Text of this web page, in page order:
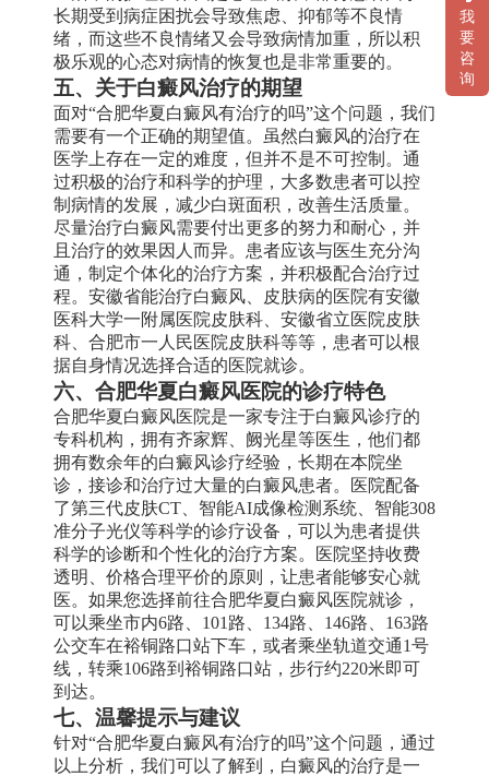
长期受到病症困扰会导致焦虑、抑郁等不良情
绪，而这些不良情绪又会导致病情加重，所以积
极乐观的心态对病情的恢复也是非常重要的。
五、关于白癜风治疗的期望
面对“合肥华夏白癜风有治疗的吗”这个问题，我们
需要有一个正确的期望值。虽然白癜风的治疗在
医学上存在一定的难度，但并不是不可控制。通
过积极的治疗和科学的护理，大多数患者可以控
制病情的发展，减少白斑面积，改善生活质量。
尽量治疗白癜风需要付出更多的努力和耐心，并
且治疗的效果因人而异。患者应该与医生充分沟
通，制定个体化的治疗方案，并积极配合治疗过
程。安徽省能治疗白癜风、皮肤病的医院有安徽
医科大学一附属医院皮肤科、安徽省立医院皮肤
科、合肥市一人民医院皮肤科等等，患者可以根
据自身情况选择合适的医院就诊。
六、合肥华夏白癜风医院的诊疗特色
合肥华夏白癜风医院是一家专注于白癜风诊疗的
专科机构，拥有齐家辉、阙光星等医生，他们都
拥有数余年的白癜风诊疗经验，长期在本院坐
诊，接诊和治疗过大量的白癜风患者。医院配备
了第三代皮肤CT、智能AI成像检测系统、智能308
准分子光仪等科学的诊疗设备，可以为患者提供
科学的诊断和个性化的治疗方案。医院坚持收费
透明、价格合理平价的原则，让患者能够安心就
医。如果您选择前往合肥华夏白癜风医院就诊，
可以乘坐市内6路、101路、134路、146路、163路
公交车在裕铜路口站下车，或者乘坐轨道交通1号
线，转乘106路到裕铜路口站，步行约220米即可
到达。
七、温馨提示与建议
针对“合肥华夏白癜风有治疗的吗”这个问题，通过
以上分析，我们可以了解到，白癜风的治疗是一
我
要
咨
询